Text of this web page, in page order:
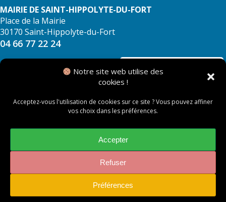
Notre site web utilise des
cookies !
Acceptez-vous l'utilisation de cookies sur ce site ? Vous pouvez affiner
vos choix dans les préférences.
Accepter
Refuser
Préférences
MAIRIE DE SAINT-HIPPOLYTE-DU-FORT
Place de la Mairie
30170 Saint-Hippolyte-du-Fort
04 66 77 22 24
NOUS CONTACTER
Mentions légales
Politique des cookies